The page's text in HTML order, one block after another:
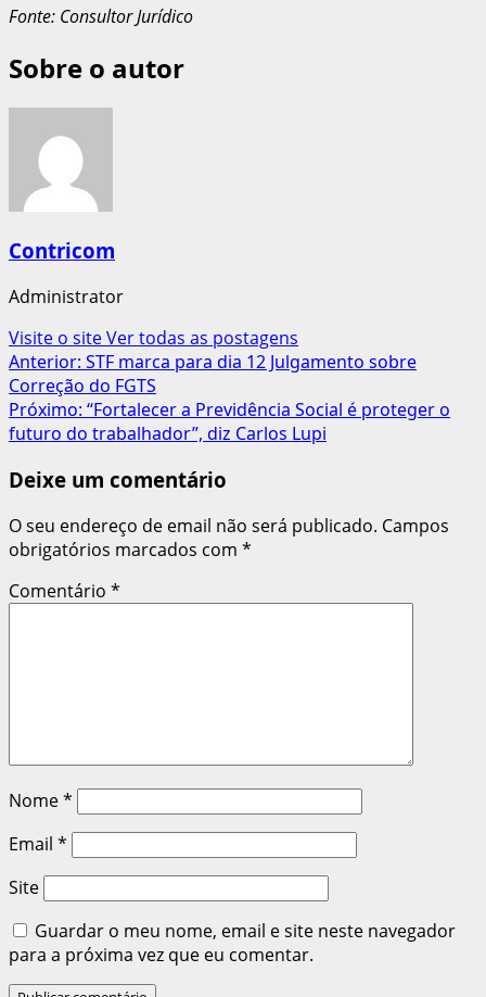
Fonte: Consultor Jurídico
Sobre o autor
Contricom
Administrator
Visite o siteVer todas as postagens
Navegação
de
artigos
Anterior: STF marca para dia 12 Julgamento sobre
Correção do FGTS
Próximo: “Fortalecer a Previdência Social é proteger o
futuro do trabalhador”, diz Carlos Lupi
Deixe um comentário
O seu endereço de email não será publicado. Campos
obrigatórios marcados com *
Comentário *
Nome*
Email *
Site
Guardar o meu nome, email e site neste navegador
para a próxima vez que eu comentar.